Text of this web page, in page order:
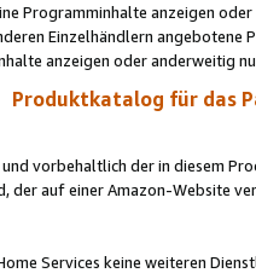
Programminhalte anzeigen
Einzelhändlern
anzeigen oder anderweitig
Produktkatalog für das
vorbehaltlich der in diesem
der auf einer Amazon-Website
Services keine weiteren